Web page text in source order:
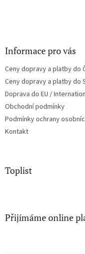
Informace pro vás
Ceny dopravy a platby do
Ceny dopravy a platby do
Doprava do EU /
Obchodní podmínky
Podmínky ochrany
Kontakt
Toplist
Přijímáme online